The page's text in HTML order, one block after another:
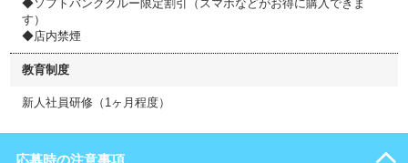
◆ソフトバンククルー限定割引（スマホなどがお得に購入できま
す）
◆店内禁煙
教育制度
新人社員研修（1ヶ月程度）